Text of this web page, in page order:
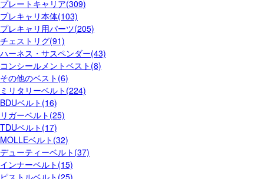
プレートキャリア(309)
プレキャリ本体(103)
プレキャリ用パーツ(205)
チェストリグ(91)
ハーネス・サスペンダー(43)
コンシールメントベスト(8)
その他のベスト(6)
ミリタリーベルト(224)
BDUベルト(16)
リガーベルト(25)
TDUベルト(17)
MOLLEベルト(32)
デューティーベルト(37)
インナーベルト(15)